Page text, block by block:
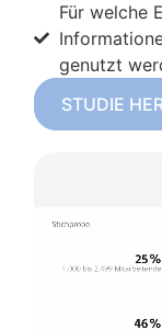
Für welche
genutzt
STUDIE